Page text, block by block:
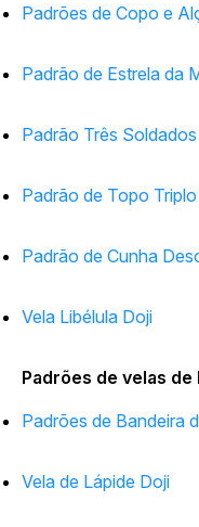
Padrões de Copo e
Padrão de Estrela da
Padrão Três
Padrão de Topo
Padrão de Cunha
Vela Libélula Doji
Padrões de velas de
Padrões de Bandeira
Vela de Lápide Doji